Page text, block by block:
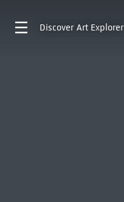
Discover Art Explorer